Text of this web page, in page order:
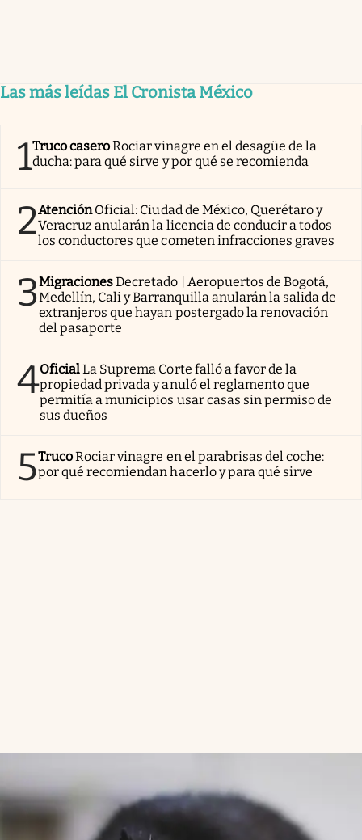
Las más leídas El Cronista México
1Truco caseroRociar vinagre en el desagüe de la
ducha: para qué sirve y por qué se recomienda
2AtenciónOficial: Ciudad de México, Querétaro y
Veracruz anularán la licencia de conducir a todos
los conductores que cometen infracciones graves
3MigracionesDecretado | Aeropuertos de Bogotá,
Medellín, Cali y Barranquilla anularán la salida de
extranjeros que hayan postergado la renovación
del pasaporte
4OficialLa Suprema Corte falló a favor de la
propiedad privada y anuló el reglamento que
permitía a municipios usar casas sin permiso de
sus dueños
5TrucoRociar vinagre en el parabrisas del coche:
por qué recomiendan hacerlo y para qué sirve